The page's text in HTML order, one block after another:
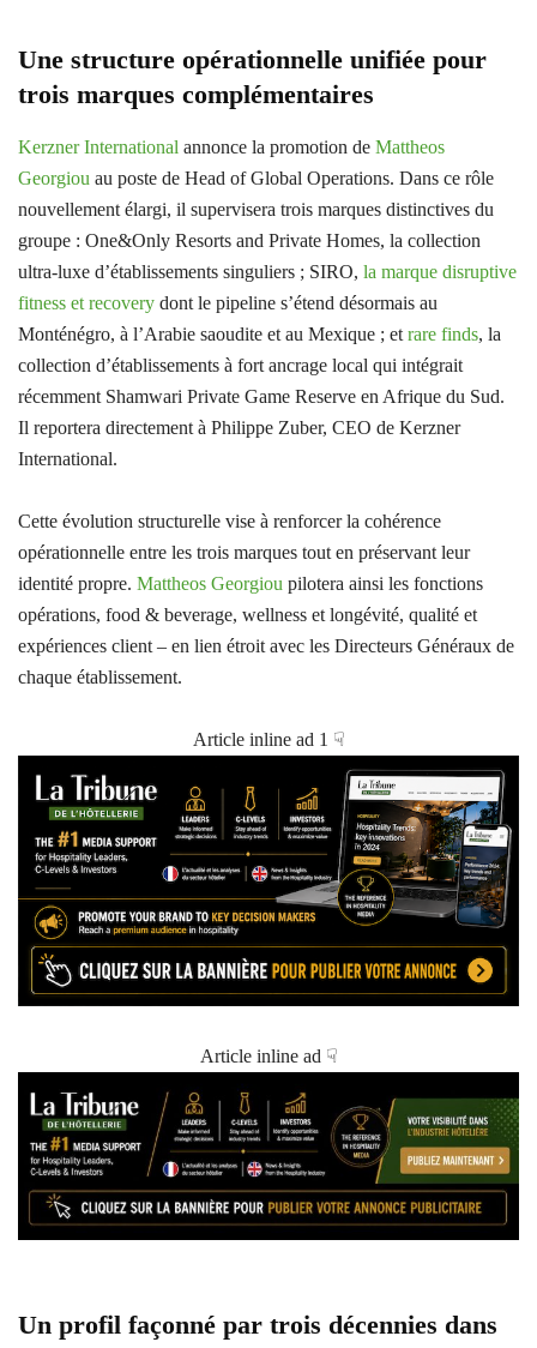
Une structure opérationnelle unifiée pour
trois marques complémentaires
Kerzner International annonce la promotion de Mattheos
Georgiou au poste de Head of Global Operations. Dans ce rôle
nouvellement élargi, il supervisera trois marques distinctives du
groupe : One&Only Resorts and Private Homes, la collection
ultra-luxe d’établissements singuliers ; SIRO, la marque disruptive
fitness et recovery dont le pipeline s’étend désormais au
Monténégro, à l’Arabie saoudite et au Mexique ; etrare finds, la
collection d’établissements à fort ancrage local qui intégrait
récemment Shamwari Private Game Reserve en Afrique du Sud.
Il reportera directement à Philippe Zuber, CEO de Kerzner
International.
Cette évolution structurelle vise à renforcer la cohérence
opérationnelle entre les trois marques tout en préservant leur
identité propre. Mattheos Georgiou pilotera ainsi les fonctions
opérations, food & beverage, wellness et longévité, qualité et
expériences client – en lien étroit avec les Directeurs Généraux de
chaque établissement.
Article inline ad 1 ☟
Article inline ad ☟
Un profil façonné par trois décennies dans